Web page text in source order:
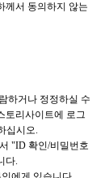
께서 동의하지 않는
하거나 정정하실 수
토리사이트에 로그
십시오.
"ID 확인/비밀번호
다.